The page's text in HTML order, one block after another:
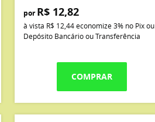
por R$ 12,82
à vista R$ 12,44economize3% no Pix ou
Depósito Bancário ou Transferência
COMPRAR